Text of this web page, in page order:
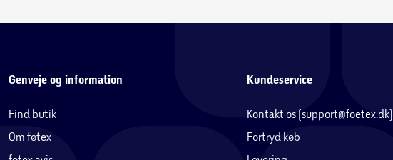
Genveje og information
Find butik
Om føtex
Kundeservice
Kontakt os (support@foetex.dk)
Fortryd køb